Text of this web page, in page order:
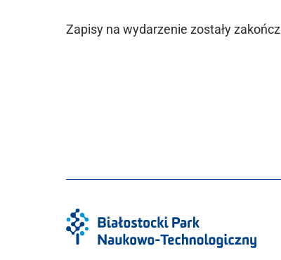
Zapisy na wydarzenie zostały